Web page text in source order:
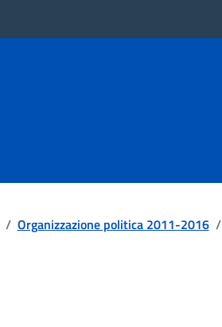
/ Organizzazione politica 2011-2016 /